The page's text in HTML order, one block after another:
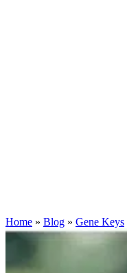
Home » Blog » Gene Keys